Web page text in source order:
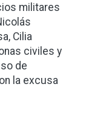
militares
Cilia
civiles y
de
la excusa